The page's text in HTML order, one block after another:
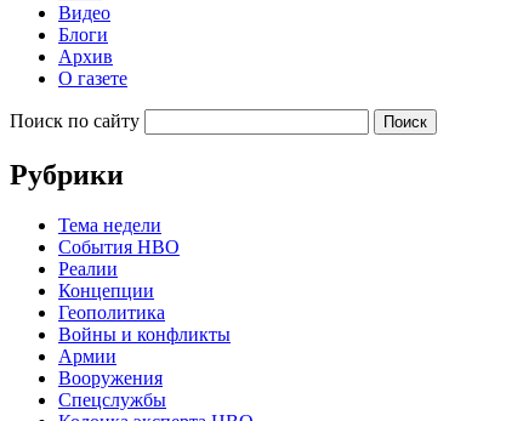
Видео
Блоги
Архив
О газете
Поиск по сайту
Рубрики
Тема недели
События НВО
Реалии
Концепции
Геополитика
Войны и конфликты
Армии
Вооружения
Спецслужбы